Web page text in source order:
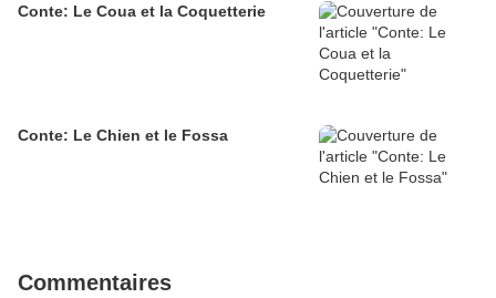
Conte: Le Coua et la Coquetterie
Conte: Le Chien et le Fossa
Commentaires